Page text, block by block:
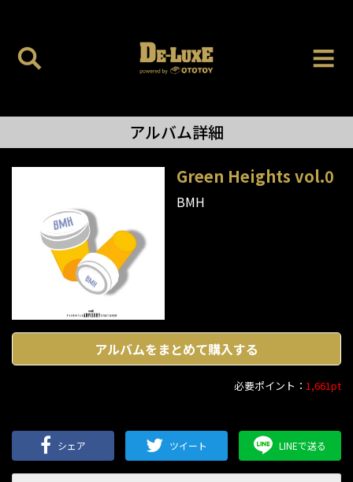
アルバム詳細
Green Heights vol.0
BMH
アルバムをまとめて購入する
必要ポイント： 1,661pt
シェア ツイート LINEで送る